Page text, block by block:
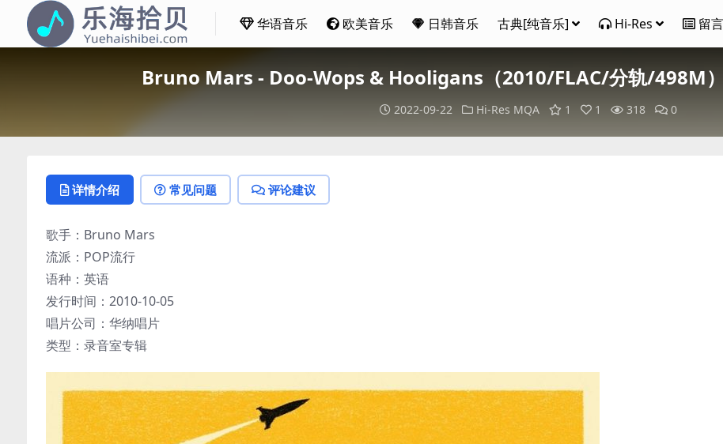
华语音乐 欧美音乐 日韩音乐 古典[纯音乐] Hi-Res 留
Bruno Mars - Doo-Wops & Hooligans（2010/FLAC/分轨/498M
2022-09-22 Hi-Res MQA 1 1 318 0
详情介绍 常见问题 评论建议
歌手：Bruno Mars
流派：POP流行
语种：英语
发行时间：2010-10-05
唱片公司：华纳唱片
类型：录音室专辑